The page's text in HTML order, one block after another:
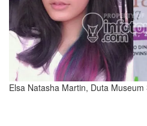
Elsa Natasha Martin, Duta